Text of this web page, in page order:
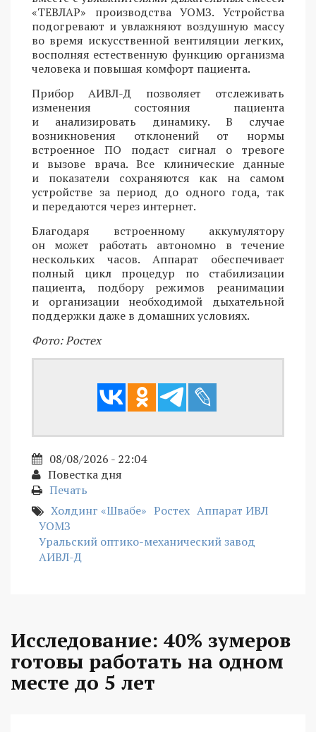
«ТЕВЛАР» производства УОМЗ. Устройства
подогревают и увлажняют воздушную массу
во время искусственной вентиляции легких,
восполняя естественную функцию организма
человека и повышая комфорт пациента.
Прибор АИВЛ-Д позволяет отслеживать
изменения состояния пациента
и анализировать динамику. В случае
возникновения отклонений от нормы
встроенное ПО подаст сигнал о тревоге
и вызове врача. Все клинические данные
и показатели сохраняются как на самом
устройстве за период до одного года, так
и передаются через интернет.
Благодаря встроенному аккумулятору
он может работать автономно в течение
нескольких часов. Аппарат обеспечивает
полный цикл процедур по стабилизации
пациента, подбору режимов реанимации
и организации необходимой дыхательной
поддержки даже в домашних условиях.
Фото: Ростех
08/08/2026 - 22:04
Повестка дня
Печать
Холдинг «Швабе» Ростех Аппарат ИВЛ
УОМЗ
Уральский оптико-механический завод
АИВЛ-Д
Исследование: 40% зумеров
готовы работать на одном
месте до 5 лет